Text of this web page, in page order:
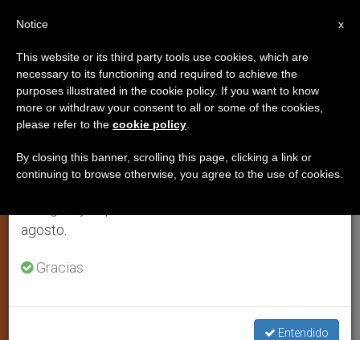
Nuevo arzobispo de Pamplona:
«Quiero ser testigo de paz y de
esperanza»
Entrevista a monseñor Francisco Pérez
W M F T S
×
Aviso importante
Del 27 de julio al 7 de agosto haremos la pausa
anual, aprovechando que en el periodo de verano
se generan menos informaciones y también el
agosto.
Gracias.
Entendido
x
Notice
This website or its third party tools use cookies, which are
necessary to its functioning and required to achieve the
purposes illustrated in the cookie policy. If you want to know
more or withdraw your consent to all or some of the cookies,
please refer to the cookie policy
By closing this banner, scrolling this page, clicking a link or
continuing to browse otherwise, you agree to the use of cookies.